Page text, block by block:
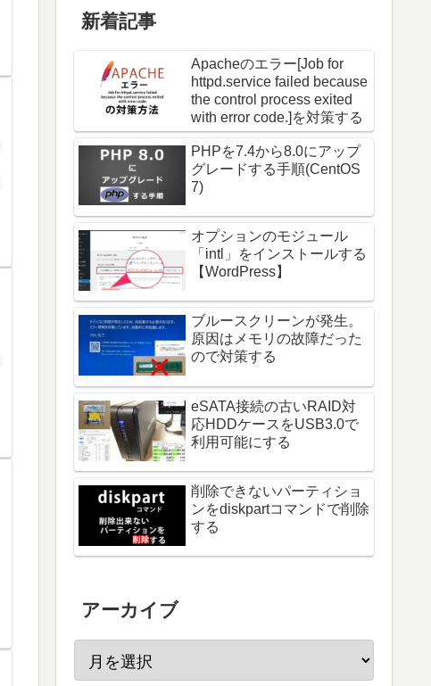
新着記事
Apacheのエラー[Job for
httpd.service failed because
the control process exited
with error code.]を対策する
PHPを7.4から8.0にアップ
グレードする手順(CentOS
7)
オプションのモジュール
「intl」をインストールする
【WordPress】
ブルースクリーンが発生。
原因はメモリの故障だった
ので対策する
eSATA接続の古いRAID対
応HDDケースをUSB3.0で
利用可能にする
削除できないパーティショ
ンをdiskpartコマンドで削除
する
アーカイブ